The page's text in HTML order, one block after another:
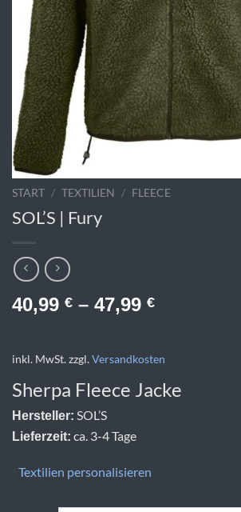
START / TEXTILIEN / FLEECE
SOL’S | Fury
40,99 € – 47,99 €
inkl. MwSt.zzgl.Versandkosten
Sherpa Fleece Jacke
Hersteller: SOL’S
Lieferzeit: ca. 3-4 Tage
Textilien personalisieren